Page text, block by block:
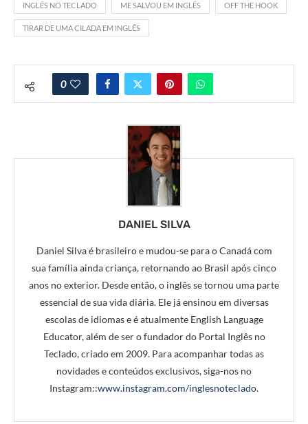
INGLÊS NO TECLADO ME SALVOU EM INGLÊS OFF THE HOOK
TIRAR DE UMA CILADA EM INGLÊS
0
DANIEL SILVA
Daniel Silva é brasileiro e mudou-se para o Canadá com
sua família ainda criança, retornando ao Brasil após cinco
anos no exterior. Desde então, o inglês se tornou uma parte
essencial de sua vida diária. Ele já ensinou em diversas
escolas de idiomas e é atualmente English Language
Educator, além de ser o fundador do Portal Inglês no
Teclado, criado em 2009. Para acompanhar todas as
novidades e conteúdos exclusivos, siga-nos no
Instagram::www.instagram.com/inglesnoteclado.